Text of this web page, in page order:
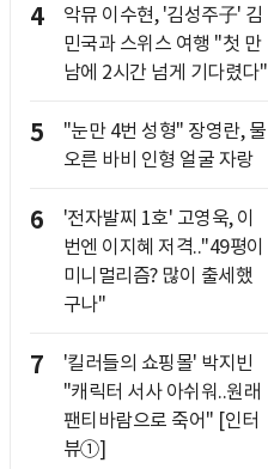
4
악뮤 이수현, '김성주子' 김
민국과 스위스 여행 "첫 만
남에 2시간 넘게 기다렸다"
5
"눈만 4번 성형" 장영란, 물
오른 바비 인형 얼굴 자랑
6
'전자발찌 1호' 고영욱, 이
번엔 이지혜 저격.."49평이
미니멀리즘? 많이 출세했
구나"
7
'킬러들의 쇼핑몰' 박지빈
"캐릭터 서사 아쉬워..원래
팬티바람으로 죽어" [인터
뷰①]